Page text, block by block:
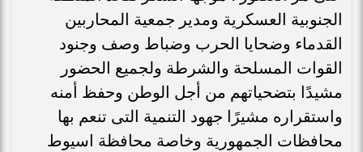
الجنوبية العسكرية ومدير جمعية المحاربين
القدماء وضحايا الحرب وضباط وصف وجنود
القوات المسلحة والشرطة ولجميع الحضور
مشيدًا بتضحياتهم من أجل الوطن وحفظ أمنه
واستقراره مشيرًا جهود التنمية التى تنعم بها
محافظات الجمهورية وخاصة محافظة اسيوط